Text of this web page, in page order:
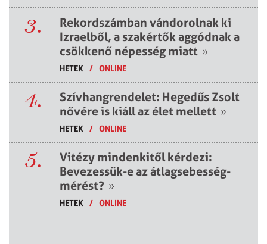
3.
Rekordszámban vándorolnak ki
Izraelből, a szakértők aggódnak a
csökkenő népesség miatt »
HETEK / ONLINE
4.
Szívhangrendelet: Hegedűs Zsolt
nővére is kiáll az élet mellett »
HETEK / ONLINE
5.
Vitézy mindenkitől kérdezi:
Bevezessük-e az átlagsebesség-
mérést? »
HETEK / ONLINE